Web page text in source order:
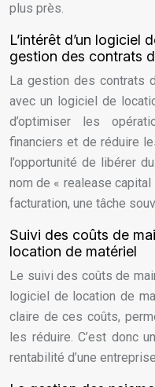
plus près.
L’intérêt d’un logiciel
gestion des contrats
La gestion des contrats
avec un logiciel de
d’optimiser les
financiers et de réduire
l’opportunité de libérer
nom de « realease
facturation, une tâche
Suivi des coûts de
location de matériel
Le suivi des coûts de
logiciel de location de
claire de ces coûts,
les réduire. C’est donc
rentabilité d’une